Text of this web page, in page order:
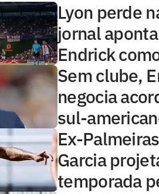
Lyon perde
jornal
Endrick
Sem clube,
negocia
sul-
Ex-
Garcia
temporada